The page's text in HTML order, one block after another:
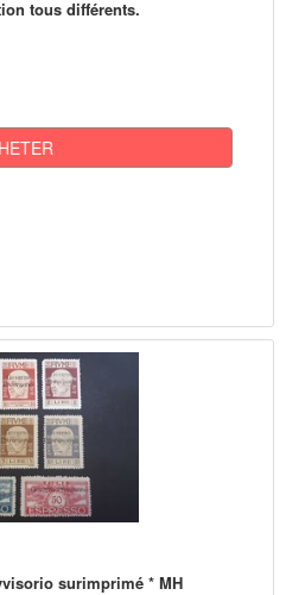
tous différents.
surimprimé * MH